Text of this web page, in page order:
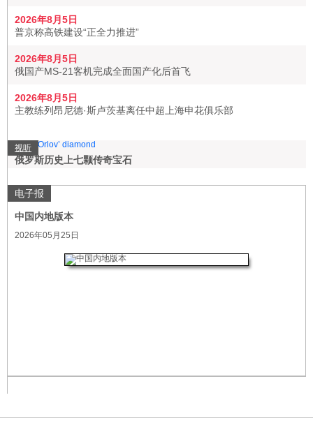
2026年8月5日
普京称高铁建设“正全力推进”
2026年8月5日
俄国产MS-21客机完成全面国产化后首飞
2026年8月5日
主教练列昂尼德·斯卢茨基离任中超上海申花俱乐部
视听
俄罗斯历史上七颗传奇宝石
电子报
中国内地版本
2026年05月25日